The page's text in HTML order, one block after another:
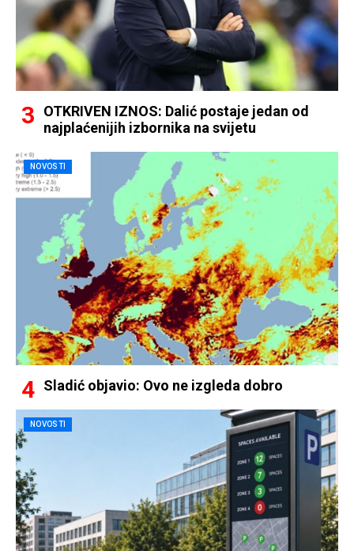
OTKRIVEN IZNOS: Dalić postaje jedan od
najplaćenijih izbornika na svijetu
NOVOSTI
Sladić objavio: Ovo ne izgleda dobro
NOVOSTI